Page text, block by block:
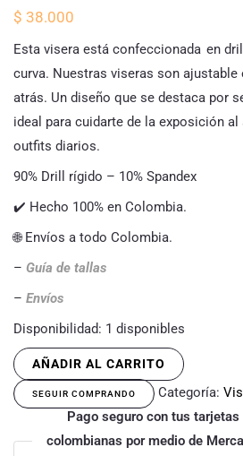
$ 38.000
Esta visera está confeccionada en
curva. Nuestras viseras son ajustable
atrás. Un diseño que se destaca por
ideal para cuidarte de la exposición
outfits diarios.
90% Drill rígido – 10% Spandex
✔️ Hecho 100% en Colombia.
🌐 Envíos a todo Colombia.
– Guía de tallas
– Envíos
Disponibilidad: 1 disponibles
AÑADIR AL CARRITO
SEGUIR COMPRANDO Categoría:
Pago seguro con tus
colombianas por medio de